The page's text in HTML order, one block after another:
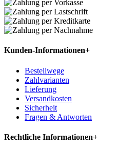
Kunden-Informationen+
Bestellwege
Zahlvarianten
Lieferung
Versandkosten
Sicherheit
Fragen & Antworten
Rechtliche Informationen+